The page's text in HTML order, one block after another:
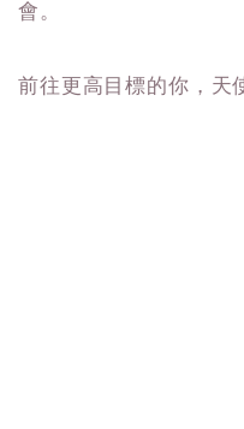
會。
前往更高目標的你，天